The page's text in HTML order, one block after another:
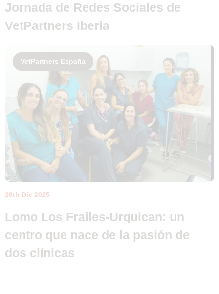
Jornada de Redes Sociales de
VetPartners Iberia
VetPartners España
26th Dic 2025
Lomo Los Frailes-Urquican: un
centro que nace de la pasión de
dos clínicas